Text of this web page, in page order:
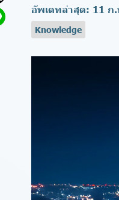
อัพเดทล่าสุด: 11 ก
Knowledge